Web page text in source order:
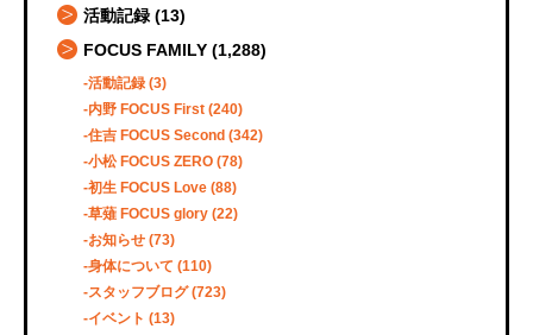
活動記録 (13)
FOCUS FAMILY (1,288)
活動記録 (3)
内野 FOCUS First (240)
住吉 FOCUS Second (342)
小松 FOCUS ZERO (78)
初生 FOCUS Love (88)
草薙 FOCUS glory (22)
お知らせ (73)
身体について (110)
スタッフブログ(723)
イベント (13)